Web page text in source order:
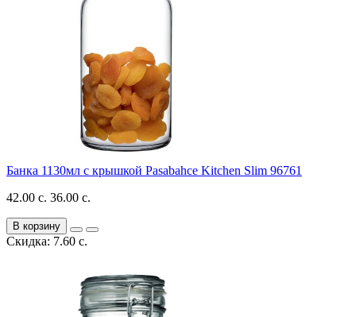
Банка 1130мл с крышкой Pasabahce Kitchen Slim 96761
42.00 с. 36.00 с.
В корзину
Скидка: 7.60 с.